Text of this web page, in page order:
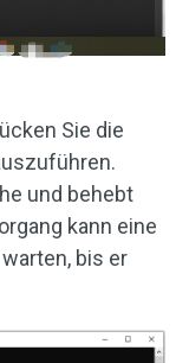
Sie die
und behebt
kann eine
bis er